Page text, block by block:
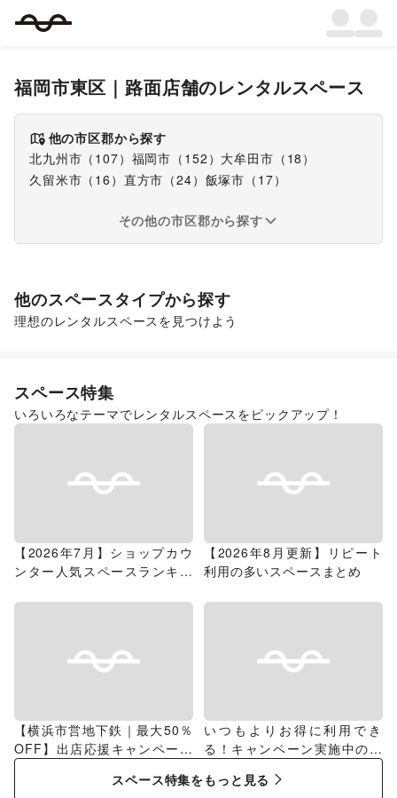
福岡市東区 ｜ 路面店舗のレンタルスペース
他の市区郡から探す
北九州市 （ 107） 福岡市 （ 152 ） 大牟田市 （ 18 ）
久留米市 （ 16 ） 直方市 （24） 飯塚市 （ 17）
その他の市区郡から探す
他のスペースタイプから探す
理想のレンタルスペースを見つけよう
スペース特集
いろいろなテーマでレンタルスペースをピックアップ！
【2026年7月】ショップカウ
ンター人気スペースランキン
【2026年8月更新】リピート
利用の多いスペースまとめ
【横浜市営地下鉄｜最大50％
OFF】出店応援キャンペーン
特集
いつもよりお得に利用でき
る！キャンペーン実施中のス
スペース特集をもっと見る